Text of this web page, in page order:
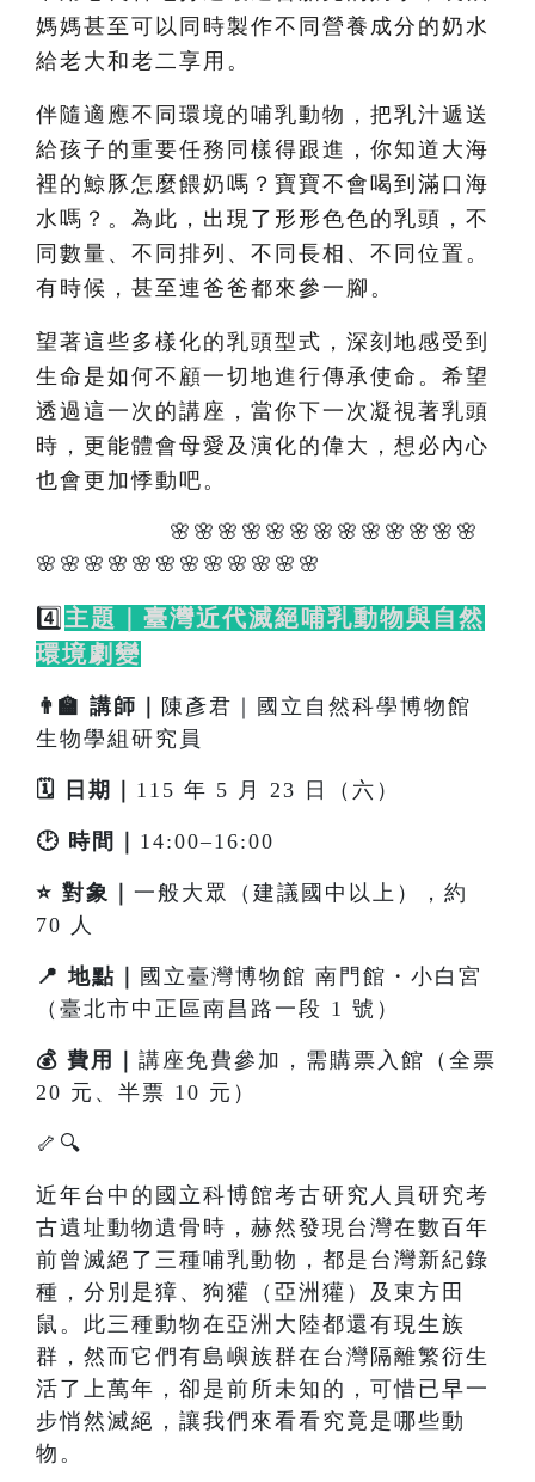
媽媽甚至可以同時製作不同營養成分的奶水
給老大和老二享用。
伴隨適應不同環境的哺乳動物，把乳汁遞送
給孩子的重要任務同樣得跟進，你知道大海
裡的鯨豚怎麼餵奶嗎？寶寶不會喝到滿口海
水嗎？。為此，出現了形形色色的乳頭，不
同數量、不同排列、不同長相、不同位置。
有時候，甚至連爸爸都來參一腳。
望著這些多樣化的乳頭型式，深刻地感受到
生命是如何不顧一切地進行傳承使命。希望
透過這一次的講座，當你下一次凝視著乳頭
時，更能體會母愛及演化的偉大，想必內心
也會更加悸動吧。
🌸🌸🌸🌸🌸🌸🌸🌸🌸🌸🌸🌸🌸
🌸🌸🌸🌸🌸🌸🌸🌸🌸🌸🌸🌸
4️⃣ 主題｜臺灣近代滅絕哺乳動物與自然
環境劇變
👨‍🏫 講師｜ 陳彥君｜國立自然科學博物館
生物學組研究員
🗓️ 日期｜ 115 年 5 月 23 日（六）
🕑 時間｜ 14:00–16:00
⭐ 對象｜ 一般大眾（建議國中以上），約
70 人
📍 地點｜ 國立臺灣博物館 南門館・小白宮
（臺北市中正區南昌路一段 1 號）
💰 費用｜ 講座免費參加，需購票入館（全票
20 元、半票 10 元）
🦴🔍
近年台中的國立科博館考古研究人員研究考
古遺址動物遺骨時，赫然發現台灣在數百年
前曾滅絕了三種哺乳動物，都是台灣新紀錄
種，分別是獐、狗獾（亞洲獾）及東方田
鼠。此三種動物在亞洲大陸都還有現生族
群，然而它們有島嶼族群在台灣隔離繁衍生
活了上萬年，卻是前所未知的，可惜已早一
步悄然滅絕，讓我們來看看究竟是哪些動
物。